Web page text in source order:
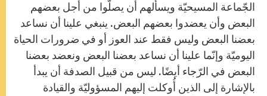
الجّماعة المسيحيّة ويسألهم أن يصلّوا من أجل بعضهم
البعض وأن يعضدوا بعضهم البعض. ينبغي علينا أن نساعد
بعضنا البعض وليس فقط عند العوز أو في ضرورات الحياة
اليوميّة وإنّما علينا أن نساعد بعضنا البعض ونعضد بعضنا
البعض في الرّجاء أيضًا. ليس من قبيل الصدفة أن يبدأ
بالإشارة إلى الذين أُوكلت إليهم المسؤوليّة والقيادة